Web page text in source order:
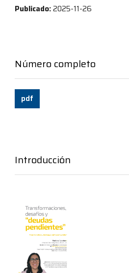
Publicado:2025-11-26
Número completo
pdf
Introducción